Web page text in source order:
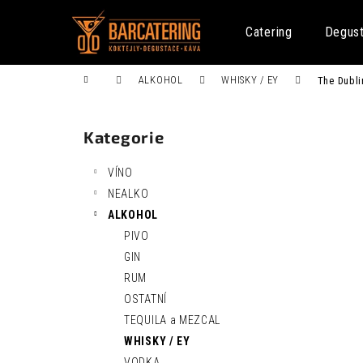
Catering
Domů ALKOHOL WHISKY / EY The
Přeskočit
kategorie
Kategorie
VÍNO
NEALKO
ALKOHOL
PIVO
GIN
RUM
OSTATNÍ
TEQUILA a MEZCAL
WHISKY / EY
í
Zpět
do
Zpět
do
FENTIMANS CURIOSITY COLA 0,275L